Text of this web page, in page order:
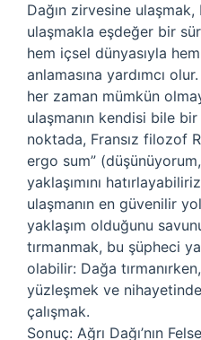
Dağın zirvesine
ulaşmakla eşdeğer bir
hem içsel dünyasıyla
anlamasına yardımcı
her zaman mümkün
ulaşmanın kendisi bile
noktada, Fransız filozof
ergo sum”
yaklaşımını
ulaşmanın en güvenilir
yaklaşım olduğunu
tırmanmak, bu şüpheci
olabilir: Dağa
yüzleşmek ve
çalışmak.
Sonuç: Ağrı Dağı’nın